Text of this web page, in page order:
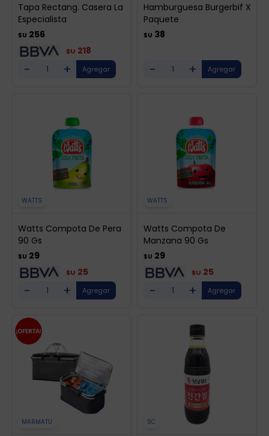
Tapa Rectang. Casera La
Especialista
$U 256
$U 218
- +
Hamburguesa Burgerbif X
Paquete
$U 38
- +
WATTS
Watts Compota De Pera
90 Gs
$U 29
$U 25
- +
WATTS
Watts Compota De
Manzana 90 Gs
$U 29
$U 25
- +
MARMATU SC